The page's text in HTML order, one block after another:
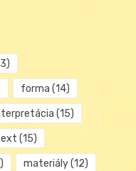
forma (14)
(15)
(15)
materiály(12)